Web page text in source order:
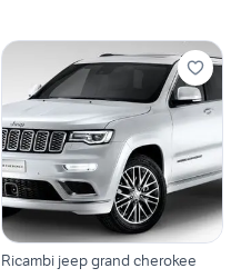
Ricambi jeep grand cherokee